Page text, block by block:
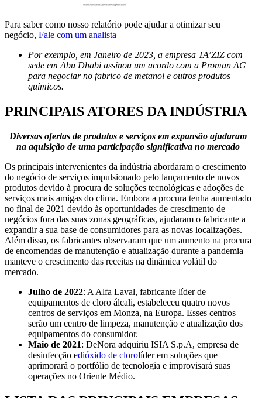
Para saber como nosso relatório pode ajudar a otimizar seu
negócio, Fale com um analista
Por exemplo, em Janeiro de 2023, a empresa TA’ZIZ com
sede em Abu Dhabi assinou um acordo com a Proman AG
para negociar no fabrico de metanol e outros produtos
químicos.
PRINCIPAIS ATORES DA INDÚSTRIA
Diversas ofertas de produtos e serviços em expansão ajudaram
na aquisição de uma participação significativa no mercado
Os principais intervenientes da indústria abordaram o crescimento
do negócio de serviços impulsionado pelo lançamento de novos
produtos devido à procura de soluções tecnológicas e adoções de
serviços mais amigas do clima. Embora a procura tenha aumentado
no final de 2021 devido às oportunidades de crescimento de
negócios fora das suas zonas geográficas, ajudaram o fabricante a
expandir a sua base de consumidores para as novas localizações.
Além disso, os fabricantes observaram que um aumento na procura
de encomendas de manutenção e atualização durante a pandemia
manteve o crescimento das receitas na dinâmica volátil do
mercado.
Julho de 2022: A Alfa Laval, fabricante líder de
equipamentos de cloro álcali, estabeleceu quatro novos
centros de serviços em Monza, na Europa. Esses centros
serão um centro de limpeza, manutenção e atualização dos
equipamentos do consumidor.
Maio de 2021: DeNora adquiriu ISIA S.p.A, empresa de
desinfecção edióxido de clorolíder em soluções que
aprimorará o portfólio de tecnologia e improvisará suas
operações no Oriente Médio.